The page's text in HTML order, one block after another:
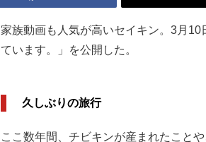
家族動画も人気が高いセイキン。3月
ています。」を公開した。
久しぶりの旅行
ここ数年間、チビキンが産まれたこと